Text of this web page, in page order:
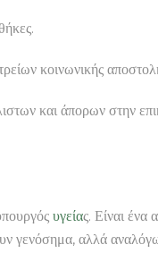
κοινωνικής
και άπορων στην
υγείας. Είναι ένα
γενόσημα, αλλά